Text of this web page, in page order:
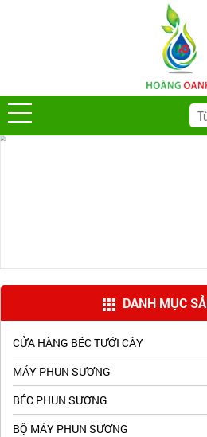
DANH MỤC
CỬA HÀNG BÉC TƯỚI CÂY
MÁY PHUN SƯƠNG
BÉC PHUN SƯƠNG
BỘ MÁY PHUN SƯƠNG